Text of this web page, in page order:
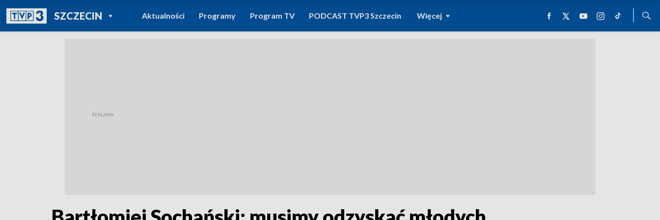
SZCZECINPOWRÓT DO
TVP REGIONY
Aktualności Programy Program TV PODCAST TVP3 Szczecin Więcej